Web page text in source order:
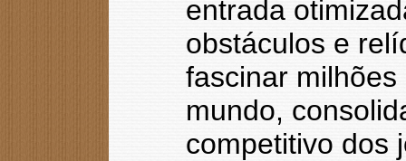
entrada
obstáculos e
fascinar
mundo,
competitivo dos